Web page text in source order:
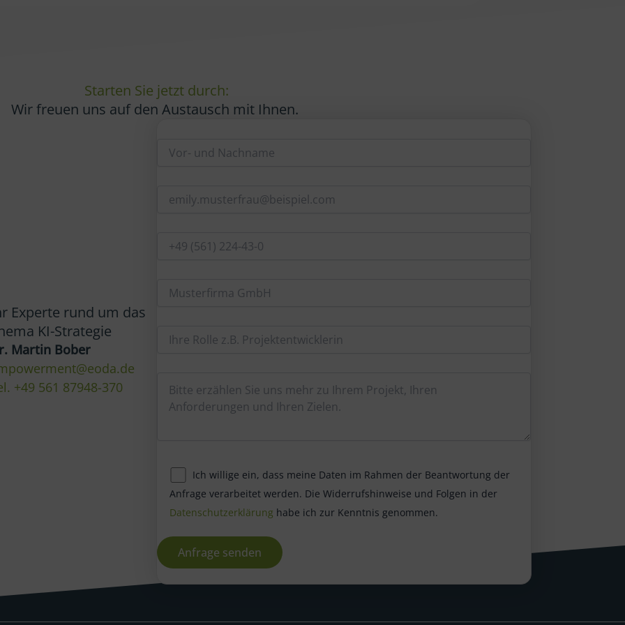
Starten Sie jetzt durch:
Wir freuen uns auf den Austausch mit Ihnen.
Experte rund um das
KI-Strategie
Martin Bober
+49 561 87948-370
Ich willige ein, dass meine Daten im Rahmen der Beantwortung der
Anfrage verarbeitet werden. Die Widerrufshinweise und Folgen in der
Datenschutzerklärung habe ich zur Kenntnis genommen.